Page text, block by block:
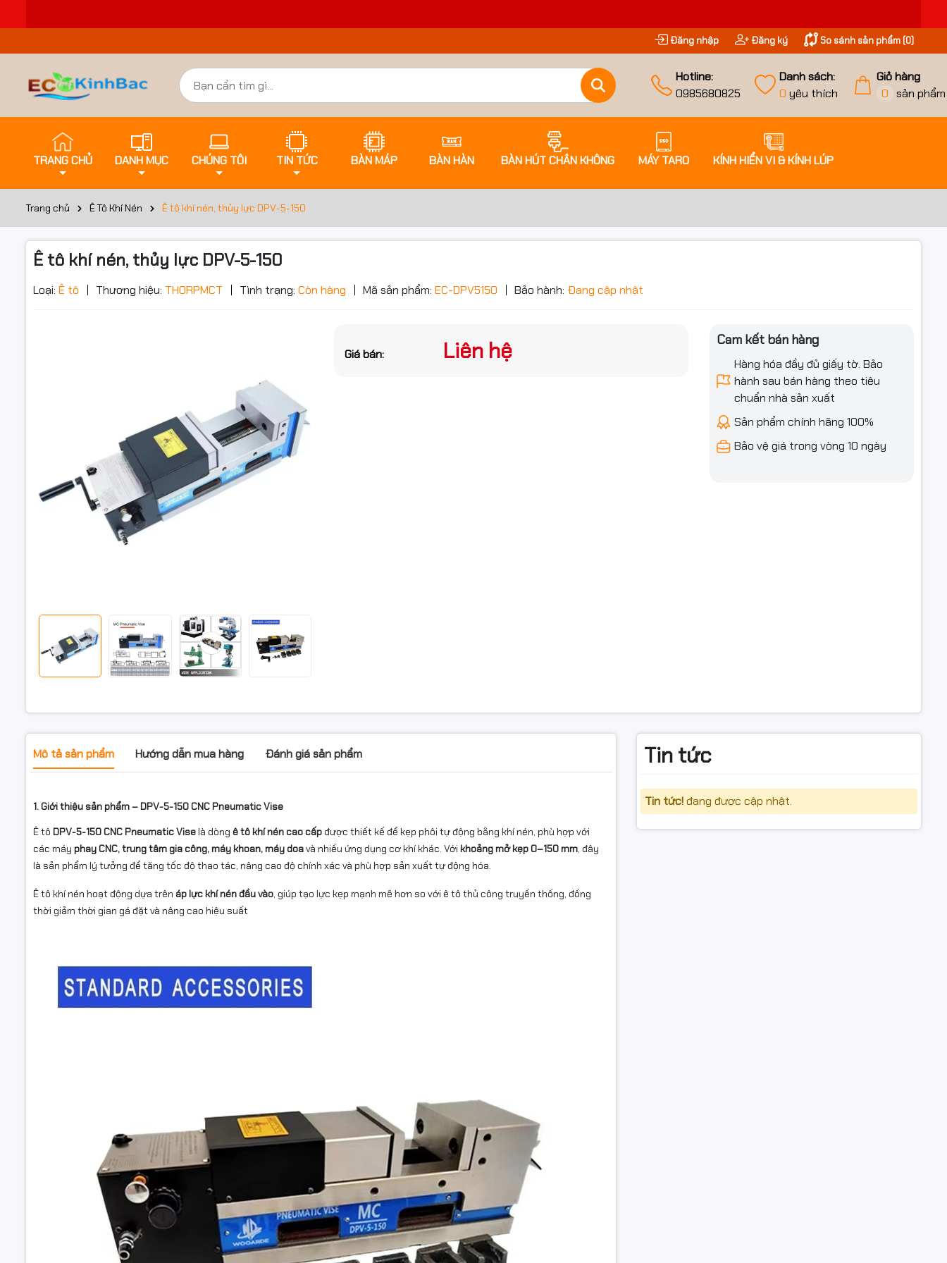
Đăng nhập Đăng ký So sánh sản phẩm (0)
Hotline:
0985680825
Danh sách:
0 yêu thích
Giỏ hàng
0 sản phẩm
TRANG CHỦ DANH MỤC CHÚNG TÔI TIN TỨC BÀN MÁP BÀN HÀN BÀN HÚT CHÂN KHÔNG MÁY TARO KÍNH HIỂN VI & KÍNH LÚP
Trang chủ Ê Tô Khí Nén Ê tô khí nén, thủy lực DPV-5-150
Ê tô khí nén, thủy lực DPV-5-150
Loại: Ê tô Thương hiệu: THORPMCT Tình trạng: Còn hàng Mã sản phẩm: EC-DPV5150 Bảo hành: Đang cập nhật
Giá bán: Liên hệ Cam kết bán hàng
Hàng hóa đầy đủ giấy tờ. Bảo
hành sau bán hàng theo tiêu
chuẩn nhà sản xuất
Sản phẩm chính hãng 100%
Bảo vệ giá trong vòng 10 ngày
Mô tả sản phẩm Hướng dẫn mua hàng Đánh giá sản phẩm
1. Giới thiệu sản phẩm – DPV-5-150 CNC Pneumatic Vise
Ê tô DPV-5-150 CNC Pneumatic Viselà dòng ê tô khí nén cao cấpđược thiết kế để kẹp phôi tự động bằng khí nén, phù hợp với
các máy phay CNC, trung tâm gia công, máy khoan, máy doavà nhiều ứng dụng cơ khí khác. Với khoảng mở kẹp 0–150 mm, đây
là sản phẩm lý tưởng để tăng tốc độ thao tác, nâng cao độ chính xác và phù hợp sản xuất tự động hóa.
Ê tô khí nén hoạt động dựa trên áp lực khí nén đầu vào, giúp tạo lực kẹp mạnh mẽ hơn so với ê tô thủ công truyền thống, đồng
thời giảm thời gian gá đặt và nâng cao hiệu suất
Tin tức
Tin tức!đang được cập nhật.
Đặt trước sản phẩm